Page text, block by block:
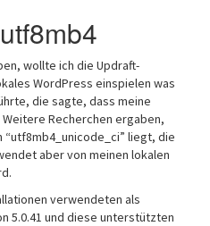
wollte ich die Updraft-
WordPress einspielen was
die sagte, dass meine
Recherchen ergaben,
“utf8mb4_unicode_ci” liegt, die
aber von meinen lokalen
verwendeten als
5.0.41 und diese unterstützten